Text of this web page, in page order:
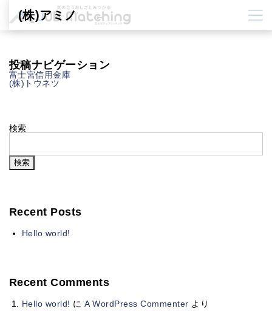
(株)アミノ
投稿ナビゲーション
富士宮信用金庫
(株)トウネツ
検索
検索
Recent Posts
Hello world!
Recent Comments
Hello world! にA WordPress Commenter より